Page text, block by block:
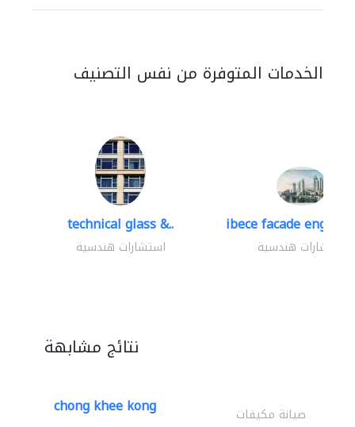
الخدمات المتوفرة من نفس التصنيف
technical glass &..
استشارات هندسية
ibece facade
استشارات هندسية
نتائج مشابهة
chong khee kong صيانة مكيفات